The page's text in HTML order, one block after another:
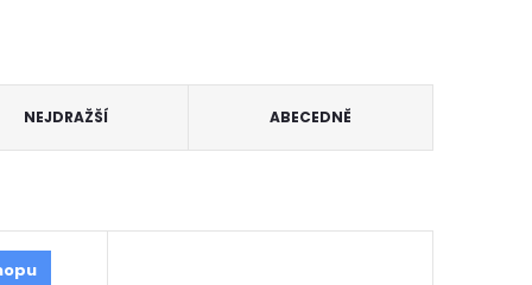
NEJDRAŽŠÍ ABECEDNĚ